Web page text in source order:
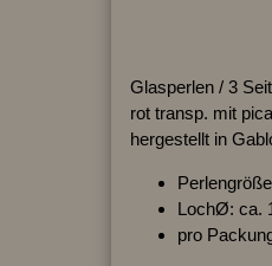
Glasperlen / 3
rot transp. mit
hergestellt in
LochØ: ca.
pro